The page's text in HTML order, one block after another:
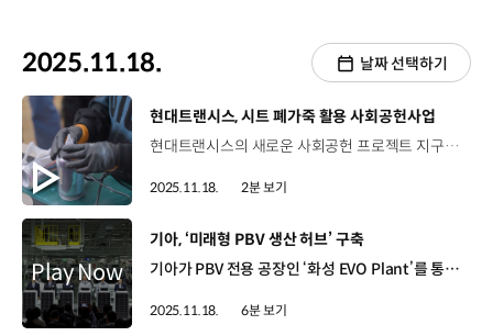
2025.11.18. 날짜 선택하기
[동영상]
현대트랜시스, 시트 폐가죽 활용 사회공헌사업
현대트랜시스의 새로운 사회공헌 프로젝트 지구를 위한 새로운 순환 ‘Drive Your Play’ 시트 제작 과정에서 발생하는 폐가죽 등 사용가치를 찾지 못해 버려졌던 휴면 자원의 재발견 이수영 대표 / 사단법인 자원저희는 자동차 시트 가죽의 생산 과정에서 발생하는 자투리나 부산물 같은 휴면 자원을 활용해서 창의적 학습 환경이나 놀이 환경이 부족한 아이들에게 새로운 교육적 경험을 제공하고 있습니다. 2025년 9월~ 12월, 약 4개월 동안 - 전국 6개 아동·청소년 교육기관 및 돌봄기관 대상 진행 어린이들의 놀이 도구로 재탄생하는 ‘창의적 재사용 실험실’ 프로그램 기관 단위로 창의적 놀이 공간 조성 지원까지! 이수영 대표 / 사단법인 자원가죽 자투리 냄새도 한번 맡아보자. 어린이아빠 차 냄새! 이수영 대표 / 사단법인 자원아빠 차 냄새 나죠? 이 의자 모양은 어떻게 생겼어? 이런 의자 본 적 있어? 어린이이거 차 의자, 빼온 거 아니에요? 차에 있는거 빼 왔네. 이수영 대표 / 사단법인 자원이거랑, 우리 책상 위에 있는 이거랑 같은 데서 왔어~ 버려지는 잔재 소재와 아이들의 창의성 감수성의 만남 직접 만지고, 꾸미는 과정에서 놀이처럼 배우는 재활용의 의미 환경 보호와 사회적 책임을 동시에 실천하는 현대트랜시스 “지속가능성의 가치에 대한 현대트랜시스의 고민은 계속됩니다.”
2025.11.18. 2분 보기
[동영상]
기아, ‘미래형 PBV 생산 허브’ 구축
기아가 PBV 전용 공장인 ‘화성 EVO Plant’를 통해 미래형 PBV 생산 허브 구축에 나섭니다. 지난 14일, 기아는 오토랜드 화성에서 ‘EVO Plant East’ 준공식과 ‘EVO Plant West’ 기공식을 개최했는데요. 자세한 소식 전해주시죠. EVO Plant는 진화와 공장을 조합한 이름에서부터 알 수 있듯이, 진화와 혁신을 추구하며 새로운 모빌리티 환경을 선도하는 브랜드로 거듭나겠다는 의지를 담고 있습니다. 이날 준공식을 가진 EVO Plant East와, 2027년 가동 예정인 EVO Plant West에서 연 25만 대의 PBV 차종을 생산할 계획인데요. 이를 통해 제조업 경쟁력 강화와 수출 확대에도 기여할 것으로 기대를 모으고 있습니다. 행사 현장, 함께 보시죠. 화성 EVO Plant는 차종별 맞춤형 생산 방식과 친환경 기술을 도입한 현대차그룹 최초의 PBV 생산기지인데요. 이날 열린 ‘EVO Plant East’ 준공식 및 ‘EVO Plant West’ 기공식에는 김민석 국무총리, 문신학 산업통상부 1차관, 김동연 경기도지사 등 정부 및 지자체 관계자와 정의선 현대차그룹 회장, 송호성 기아 사장을 비롯해 현대차그룹 관계자 등 200여 명이 참석했습니다. 김민석 / 국무총리기아 화성 EVO Plant East 준공식과 West 기공식에 함께하게 된 것을 뜻깊고 감사하게 생각합니다. 전기차와 자율주행, AI가 결합된 미래 모빌리티 시대를 맞아서 새로운 도전을 준비하고 있습니다. 그 도전과 전환의 시점에서 대한민국 미래 모빌리티 혁신의 새 시대를 함께 열어갑시다. 감사합니다. 송호성 사장 / 기아 기아는 경상용차 시장의 전동화 전환을 기회로 삼아 PBV를 미래 핵심사업으로 추진하고 있습니다. 정부의 전기차 지원 정책과 연계하여 2030년까지 글로벌 전기차 451만 대 중, 58%에 달하는 263만 대를 국내에서 생산하는 등 국가산업 경쟁력 강화에 기여하겠습니다. 기아는 화성 EVO Plant 조성을 위해 축구장 42개 크기인 30만 375㎡의 부지를 확보하고, 시설 투자와 RD 비용으로 약 4조 원을 투입했는데요. 이번에 준공된 9만 9,976㎡ 부지의 화성 EVO Plant East는 패신저, 카고, 샤시캡, WAV 모델 등 PV5를 연간 10만 대 수준으로 생산할 예정입니다. 또한, 2027년 가동 예정인 화성 EVO Plant West는 13만 6,671㎡ 규모의 부지에 세워지며, PV7을 비롯한 기아의 대형 PBV 모델을 연간 15만 대 가량 생산할 수 있습니다. 기아가 PBV 핵심 거점으로 활용할 화성 EVO Plant에는 미래 혁신 제조 기술과 저탄소 공정이 적용됐죠. 화성 EVO Plant에는 자동화와 정보화 제조 설루션을 바탕으로 인간 친화적인 스마트 기술이 적용됐는데요. 협력사와의 상생을 위한 컨버전 센터도 조성해 상생 생태계를 구축할 계획입니다. 화성 EVO Plant는 현대차·기아의 스마트팩토리 브랜드인 ‘이포레스트(E-FOREST)’가 적용돼 실시간 공장 운영과 품질 관리가 가능하도록 설계된 것이 특징인데요. 자동화, 친환경, 작업자 친화적이라는 키워드를 기반으로 공정별로 특성을 부여했습니다. 먼저 차체 공정의 경우에는 무인운반차량(AGV) 등을 활용한 스마트 물류 시스템을 도입하고, 도장 공정은 탄소와 유해물질을 저감하는 건식부스 운영 등을 통해 탄소 배출량을 기존 공장 대비 약 20% 줄이도록 설계했습니다. 조립 공정은 기존의 컨베이어 벨트 생산 방식과 각기 다른 모빌리티를 동시에 제작할 수 있는 ‘셀(Cell)’ 생산 방식을 모두 활용해 다양하고 유연한 차종 생산이 가능한데요. 위치 기반 자동화기기인 스마트 태그, 오작업 방지 사양 정보 지시 모니터 등을 적용해 작업자 친화적인 현장으로 거듭날 수 있도록 했습니다. 한편, 기아는 협력사와 특화 모델을 개발하는 PBV 컨버전 센터도 6만 3,728㎡ 규모의 부지에 조성하는데요. PBV 컨버전 센터에서는 PV5를 활용한 오픈베드, 탑차, 캠핑용 차량 등 다양한 특화 모델을 제작하는 한편, PV7 등을 활용한 후속 컨버전 모델도 개발 및 생산할 계획입니다. 또한, 기아 PBV 모델 비즈니스 전개를 위한 전초 기지로 활용돼, 파트너사와의 협업을 통해 품질을 높이고, 다양한 대응 체계를 구축해 PBV 기반 산업의 경쟁력 강화와 동반 성장을 도모할 것으로 기대됩니다. 기아는 PBV를 이동수단의 혁신을 이끌 미래 핵심 사업으로 제시하면서, ‘Platform Beyond Vehicle’이라고 재정의한 바 있죠. 네, 고객의 새로운 비즈니스와 라이프스타일에 따른 맞춤형 설계로 전통적인 자동차의 개념을 뛰어넘겠다는 의미인데요. 지속 가능한 모빌리티 플랫폼으로 도약하기 위해 PBV 라인업을 지속적으로 확대해 갈 계획입니다. 기아가 PBV 생산체계 구축과 컨버전 센터를 바탕으로 국내 제조업 활성화에 기여하고 글로벌 경상용차 시장을 리딩해 나가길 기대하겠습니다. 오늘 소식 전해주셔서 고맙습니다.
2025.11.18. 6분 보기